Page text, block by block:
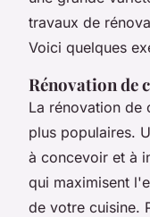
travaux de
Voici quelques
Rénovation de
La rénovation de
plus populaires.
à concevoir et à
qui maximisent
de votre cuisine.